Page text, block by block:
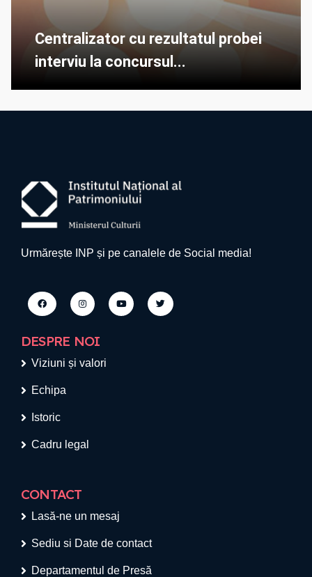
Centralizator cu rezultatul probei
interviu la concursul...
Urmărește INP și pe canalele de Social media!
DESPRE NOI
Viziuni și valori
Echipa
Istoric
Cadru legal
CONTACT
Lasă-ne un mesaj
Sediu si Date de contact
Departamentul de Presă